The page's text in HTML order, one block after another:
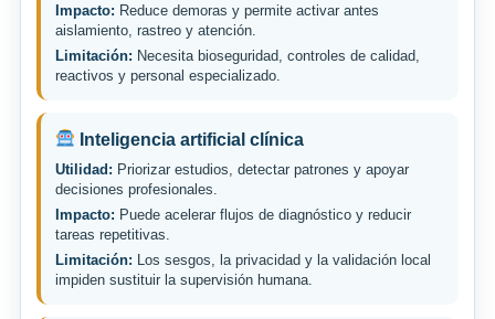
Impacto: Reduce demoras y permite activar antes
aislamiento, rastreo y atención.
Limitación: Necesita bioseguridad, controles de calidad,
reactivos y personal especializado.
Inteligencia artificial clínica
Utilidad: Priorizar estudios, detectar patrones y apoyar
decisiones profesionales.
Impacto: Puede acelerar flujos de diagnóstico y reducir
tareas repetitivas.
Limitación: Los sesgos, la privacidad y la validación local
impiden sustituir la supervisión humana.